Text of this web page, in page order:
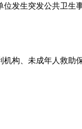
发生突发公共卫生
构、未成年人救助